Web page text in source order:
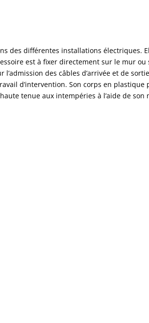
des différentes installations électriques.
est à fixer directement sur le mur ou
des câbles d’arrivée et de
d’intervention. Son corps en plastique
tenue aux intempéries à l’aide de son